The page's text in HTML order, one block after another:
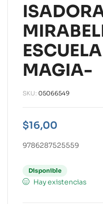
MAGIA-
SKU: 05066549
$16,00
9786287525559
Disponible
Hay existencias